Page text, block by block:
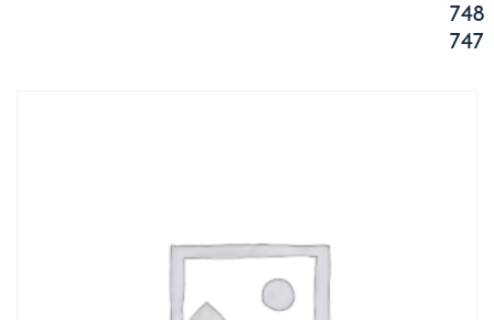
748
747